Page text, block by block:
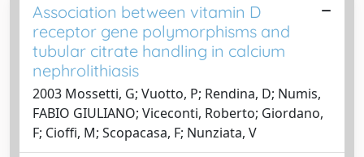
Association between vitamin D
receptor gene polymorphisms and
tubular citrate handling in calcium
nephrolithiasis
2003 Mossetti, G; Vuotto, P; Rendina, D; Numis,
FABIO GIULIANO; Viceconti, Roberto; Giordano,
F; Cioffi, M; Scopacasa, F; Nunziata, V